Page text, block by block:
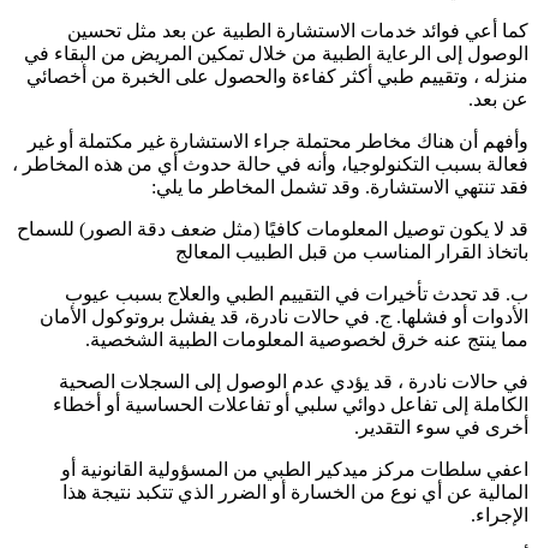
كما أعي فوائد خدمات الاستشارة الطبية عن بعد مثل تحسين
الوصول إلى الرعاية الطبية من خلال تمكين المريض من البقاء في
منزله ، وتقييم طبي أكثر كفاءة والحصول على الخبرة من أخصائي
عن بعد.
وأفهم أن هناك مخاطر محتملة جراء الاستشارة غير مكتملة أو غير
فعالة بسبب التكنولوجيا، وأنه في حالة حدوث أي من هذه المخاطر ،
فقد تنتهي الاستشارة. وقد تشمل المخاطر ما يلي:
قد لا يكون توصيل المعلومات كافيًا (مثل ضعف دقة الصور) للسماح
باتخاذ القرار المناسب من قبل الطبيب المعالج
ب. قد تحدث تأخيرات في التقييم الطبي والعلاج بسبب عيوب
الأدوات أو فشلها. ج. في حالات نادرة، قد يفشل بروتوكول الأمان
مما ينتج عنه خرق لخصوصية المعلومات الطبية الشخصية.
في حالات نادرة ، قد يؤدي عدم الوصول إلى السجلات الصحية
الكاملة إلى تفاعل دوائي سلبي أو تفاعلات الحساسية أو أخطاء
أخرى في سوء التقدير.
اعفي سلطات مركز ميدكير الطبي من المسؤولية القانونية أو
المالية عن أي نوع من الخسارة أو الضرر الذي تتكبد نتيجة هذا
الإجراء.